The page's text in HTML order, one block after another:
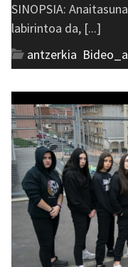
SINOPSIA:
labirintoa da, [...]
antzerkia